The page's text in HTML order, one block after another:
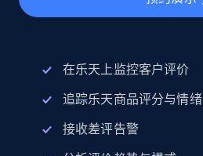
在乐天上监控客户评价
追踪乐天商品评分与情绪
接收差评告警